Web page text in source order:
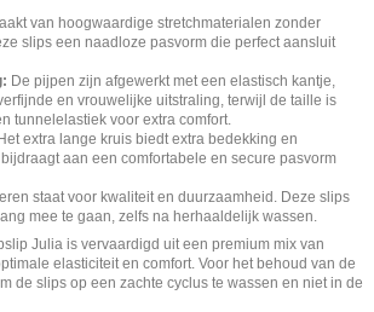
van hoogwaardige stretchmaterialen zonder
slips een naadloze pasvorm die perfect aansluit
De pijpen zijn afgewerkt met een elastisch kantje,
en vrouwelijke uitstraling, terwijl de taille is
tunnelelastiek voor extra comfort.
extra lange kruis biedt extra bedekking en
aan een comfortabele en secure pasvorm
staat voor kwaliteit en duurzaamheid. Deze slips
mee te gaan, zelfs na herhaaldelijk wassen.
Julia is vervaardigd uit een premium mix van
elasticiteit en comfort. Voor het behoud van de
de slips op een zachte cyclus te wassen en niet in de